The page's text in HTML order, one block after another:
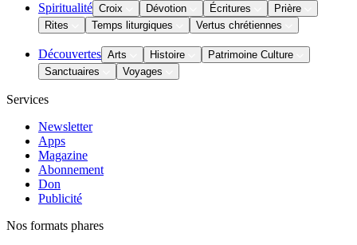
Spiritualité Croix Dévotion Écritures
Prière
Rites
Temps liturgiques Vertus chrétiennes
Découvertes Arts Histoire
Patrimoine Culture
Sanctuaires
Voyages
Services
Newsletter
Apps
Magazine
Abonnement
Don
Publicité
Nos formats phares